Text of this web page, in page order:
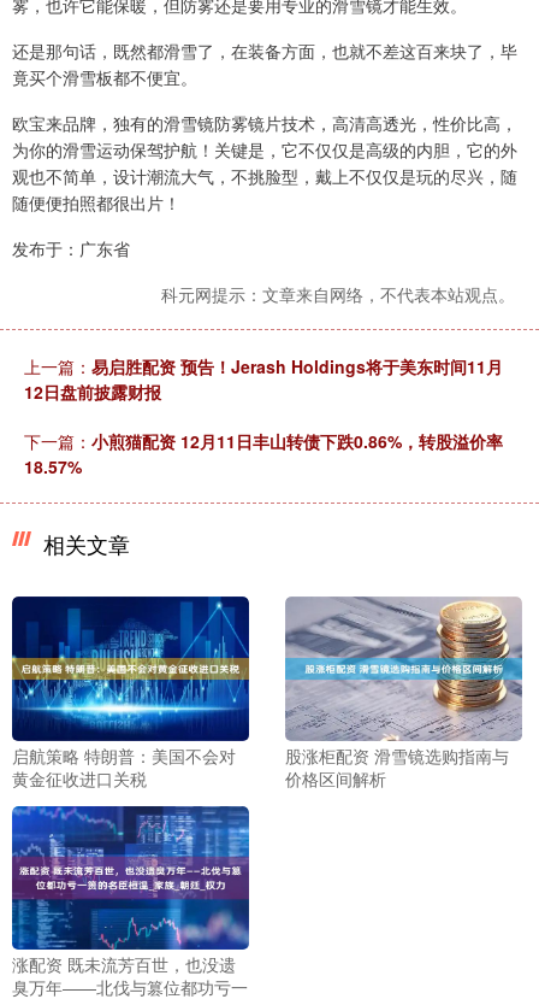
雾，也许它能保暖，但防雾还是要用专业的滑雪镜才能生效。
还是那句话，既然都滑雪了，在装备方面，也就不差这百来块了，毕
竟买个滑雪板都不便宜。
欧宝来品牌，独有的滑雪镜防雾镜片技术，高清高透光，性价比高，
为你的滑雪运动保驾护航！关键是，它不仅仅是高级的内胆，它的外
观也不简单，设计潮流大气，不挑脸型，戴上不仅仅是玩的尽兴，随
随便便拍照都很出片！
发布于：广东省
科元网提示：文章来自网络，不代表本站观点。
上一篇： 易启胜配资 预告！Jerash Holdings将于美东时间11月
12日盘前披露财报
下一篇： 小煎猫配资 12月11日丰山转债下跌0.86%，转股溢价率
18.57%
相关文章
启航策略 特朗普：美国不会对
黄金征收进口关税
股涨柜配资 滑雪镜选购指南与
价格区间解析
涨配资 既未流芳百世，也没遗
臭万年——北伐与篡位都功亏一